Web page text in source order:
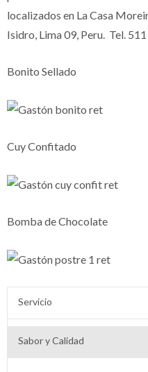
localizados en La Casa
Isidro, Lima 09, Peru. Tel.
Bonito Sellado
Cuy Confitado
Bomba de Chocolate
Servicio
Sabor y Calidad